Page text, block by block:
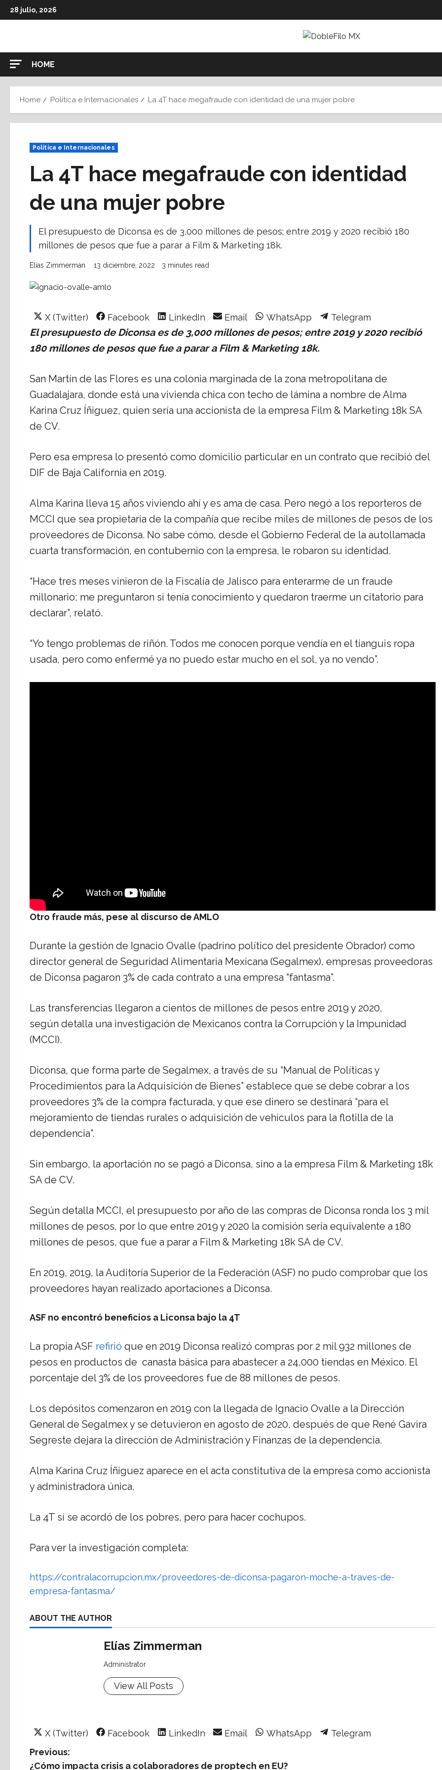
Skip
to
28 julio, 2026
HOME
Home Política e Internacionales La 4T hace megafraude con identidad de una mujer pobre
Política e Internacionales
La 4T hace megafraude con identidad
de una mujer pobre
El presupuesto de Diconsa es de 3,000 millones de pesos; entre 2019 y 2020 recibió 180
millones de pesos que fue a parar a Film & Marketing 18k.
Elías Zimmerman 13 diciembre, 2022 3 minutes read
Share
on
X (Twitter)
Share
on
Facebook
Share
on
LinkedIn
Share
on
Email
Share
on
WhatsApp
Share
on
Telegram
El presupuesto de Diconsa es de 3,000 millones de pesos; entre 2019 y 2020 recibió
180 millones de pesos que fue a parar a Film & Marketing 18k.
San Martín de las Flores es una colonia marginada de la zona metropolitana de
Guadalajara, donde está una vivienda chica con techo de lámina a nombre de Alma
Karina Cruz Íñiguez, quien sería una accionista de la empresa Film & Marketing 18k SA
de CV.
Pero esa empresa lo presentó como domicilio particular en un contrato que recibió del
DIF de Baja California en 2019.
Alma Karina lleva 15 años viviendo ahí y es ama de casa. Pero negó a los reporteros de
MCCI que sea propietaria de la compañía que recibe miles de millones de pesos de los
proveedores de Diconsa. No sabe cómo, desde el Gobierno Federal de la autollamada
cuarta transformación, en contubernio con la empresa, le robaron su identidad.
“Hace tres meses vinieron de la Fiscalía de Jalisco para enterarme de un fraude
millonario; me preguntaron si tenía conocimiento y quedaron traerme un citatorio para
declarar”, relató.
“Yo tengo problemas de riñón. Todos me conocen porque vendía en el tianguis ropa
usada, pero como enfermé ya no puedo estar mucho en el sol, ya no vendo”.
Otro fraude más, pese al discurso de AMLO
Durante la gestión de Ignacio Ovalle (padrino político del presidente Obrador) como
director general de Seguridad Alimentaria Mexicana (Segalmex), empresas proveedoras
de Diconsa pagaron 3% de cada contrato a una empresa “fantasma”.
Las transferencias llegaron a cientos de millones de pesos entre 2019 y 2020,
según detalla una investigación de Mexicanos contra la Corrupción y la Impunidad
(MCCI).
Diconsa, que forma parte de Segalmex, a través de su “Manual de Políticas y
Procedimientos para la Adquisición de Bienes” establece que se debe cobrar a los
proveedores 3% de la compra facturada, y que ese dinero se destinará “para el
mejoramiento de tiendas rurales o adquisición de vehículos para la flotilla de la
dependencia”.
Sin embargo, la aportación no se pagó a Diconsa, sino a la empresa Film & Marketing 18k
SA de CV.
Según detalla MCCI, el presupuesto por año de las compras de Diconsa ronda los 3 mil
millones de pesos, por lo que entre 2019 y 2020 la comisión sería equivalente a 180
millones de pesos, que fue a parar a Film & Marketing 18k SA de CV.
En 2019, 2019, la Auditoría Superior de la Federación (ASF) no pudo comprobar que los
proveedores hayan realizado aportaciones a Diconsa.
ASF no encontró beneficios a Liconsa bajo la 4T
La propia ASF refirió que en 2019 Diconsa realizó compras por 2 mil 932 millones de
pesos en productos de canasta básica para abastecer a 24,000 tiendas en México. El
porcentaje del 3% de los proveedores fue de 88 millones de pesos.
Los depósitos comenzaron en 2019 con la llegada de Ignacio Ovalle a la Dirección
General de Segalmex y se detuvieron en agosto de 2020, después de que René Gavira
Segreste dejara la dirección de Administración y Finanzas de la dependencia.
Alma Karina Cruz Íñiguez aparece en el acta constitutiva de la empresa como accionista
y administradora única.
La 4T sí se acordó de los pobres, pero para hacer cochupos.
Para ver la investigación completa:
https://contralacorrupcion.mx/proveedores-de-diconsa-pagaron-moche-a-traves-de-
empresa-fantasma/
ABOUT THE AUTHOR
Elías Zimmerman
Administrator
View All Posts
Share
on
X (Twitter)
Share
Facebook
Share
LinkedIn
Share
Email
Share
WhatsApp
Share
Telegram
P
Previous:
¿Cómo impacta crisis a colaboradores de proptech en EU?